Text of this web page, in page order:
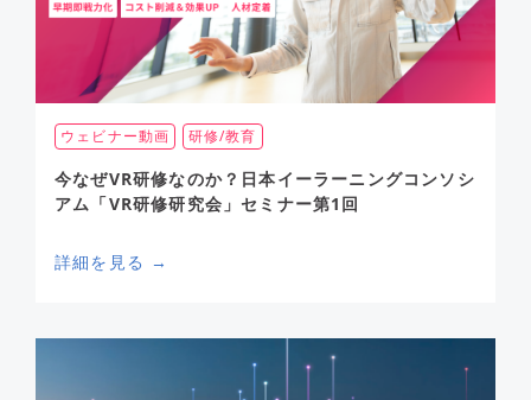
ウェビナー動画 研修/教育
今なぜVR研修なのか？日本イーラーニングコンソシ
アム「VR研修研究会」セミナー第1回
詳細を見る →